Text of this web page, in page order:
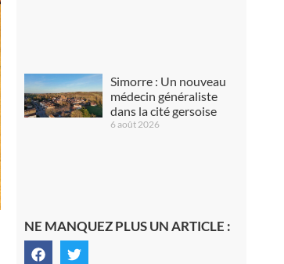
Simorre : Un nouveau
médecin généraliste
dans la cité gersoise
6 août 2026
NE MANQUEZ PLUS UN ARTICLE :